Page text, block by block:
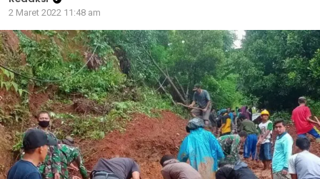
2 Maret 2022 11:48 am